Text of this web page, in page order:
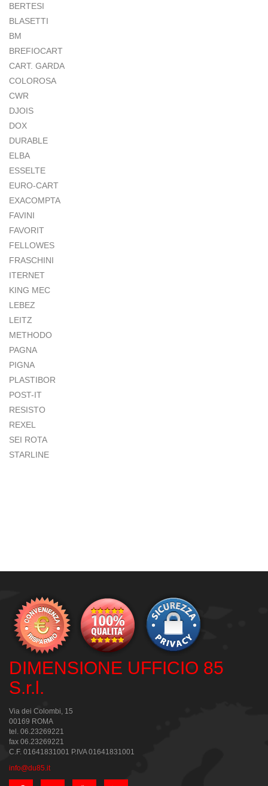
BERTESI
BLASETTI
BM
BREFIOCART
CART. GARDA
COLOROSA
CWR
DJOIS
DOX
DURABLE
ELBA
ESSELTE
EURO-CART
EXACOMPTA
FAVINI
FAVORIT
FELLOWES
FRASCHINI
ITERNET
KING MEC
LEBEZ
LEITZ
METHODO
PAGNA
PIGNA
PLASTIBOR
POST-IT
RESISTO
REXEL
SEI ROTA
STARLINE
DIMENSIONE UFFICIO 85
S.r.l.
Via dei Colombi, 15
00169 ROMA
tel. 06.23269221
fax 06.23269221
C.F. 01641831001 P.IVA 01641831001
info@du85.it